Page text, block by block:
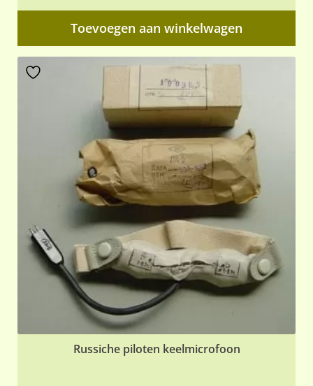
Toevoegen aan winkelwagen
Russiche piloten keelmicrofoon